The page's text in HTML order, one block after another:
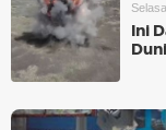
Ini